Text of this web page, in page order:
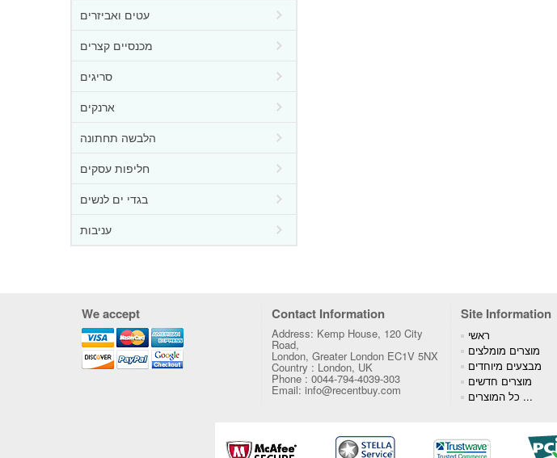
עטים ואביזרים
מכנסיים קצרים
סריגים
ארנקים
הלבשה תחתונה
חליפות עסקים
בגדי ים לנשים
עניבות
We accept Contact Information Site Information
Address: Kemp House, 120 City
Road,
London, Greater London EC1V 5NX
Country : London, UK
Phone : 0044-794-4039-303
Email: info@recentbuy.com
ראשי
מוצרים מומלצים
מבצעים מיוחדים
מוצרים חדשים
כל המוצרים ...